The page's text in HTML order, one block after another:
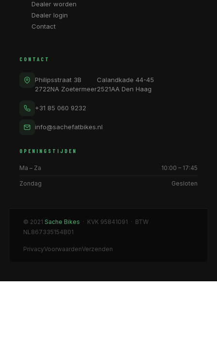
Dealer worden
Dealer login
Contact
CONTACT
Philipsstraat 3B
2722NA Zoetermeer
Calandkade 44-45
2521AA Den Haag
+31 85 060 9232
info@sachefatbikes.nl
OPENINGSTIJDEN
Ma – Za 10:00 – 17:45
Zondag Gesloten
© 2021 Sache Bikes · KVK 95841091 · BTW
NL867335154B01
PrivacyVoorwaardenVerzenden